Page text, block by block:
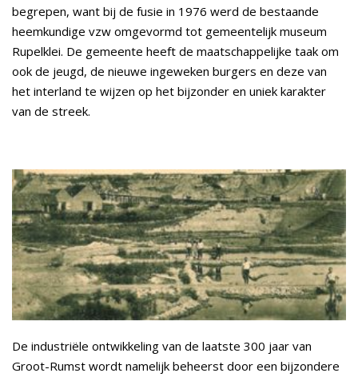
begrepen, want bij de fusie in 1976 werd de bestaande
heemkundige vzw omgevormd tot gemeentelijk museum
Rupelklei. De gemeente heeft de maatschappelijke taak om
ook de jeugd, de nieuwe ingeweken burgers en deze van
het interland te wijzen op het bijzonder en uniek karakter
van de streek.
De industriële ontwikkeling van de laatste 300 jaar van
Groot-Rumst wordt namelijk beheerst door een bijzondere